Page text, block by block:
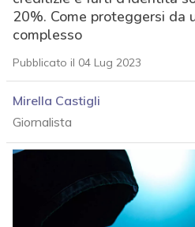
20%. Come proteggersi da
complesso
Pubblicato il 04 Lug 2023
Mirella Castigli
Giornalista